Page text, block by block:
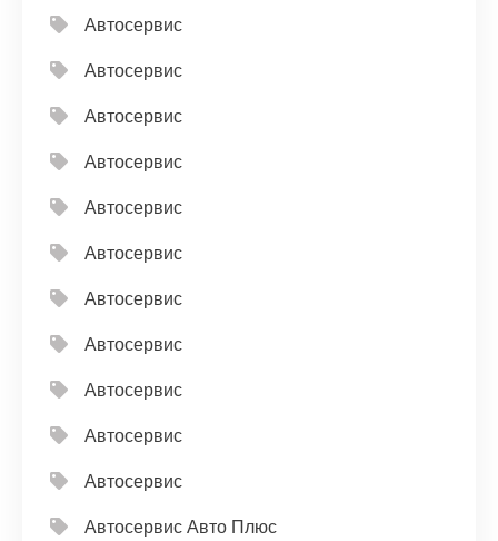
Автосервис
Автосервис
Автосервис
Автосервис
Автосервис
Автосервис
Автосервис
Автосервис
Автосервис
Автосервис
Автосервис
Автосервис Авто Плюс